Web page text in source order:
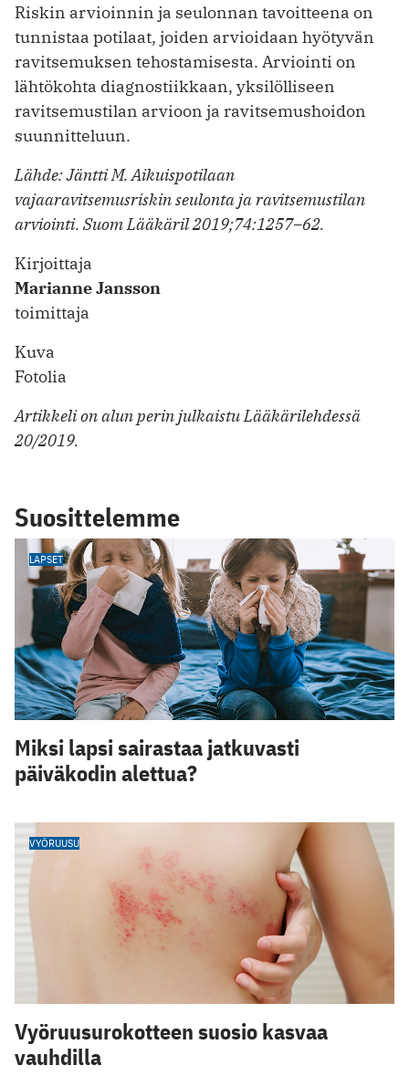
Riskin arvioinnin ja seulonnan tavoitteena on
tunnistaa potilaat, joiden arvioidaan hyötyvän
ravitsemuksen tehostamisesta. Arviointi on
lähtökohta diagnostiikkaan, yksilölliseen
ravitsemustilan arvioon ja ravitsemushoidon
suunnitteluun.
Lähde: Jäntti M. Aikuispotilaan
vajaaravitsemusriskin seulonta ja ravitsemustilan
arviointi. Suom Lääkäril 2019;74:1257–62.
Kirjoittaja
Marianne Jansson
toimittaja
Kuva
Fotolia
Artikkeli on alun perin julkaistu Lääkärilehdessä
20/2019.
Suosittelemme
LAPSET
Miksi lapsi sairastaa jatkuvasti
päiväkodin alettua?
VYÖRUUSU
Vyöruusurokotteen suosio kasvaa
vauhdilla